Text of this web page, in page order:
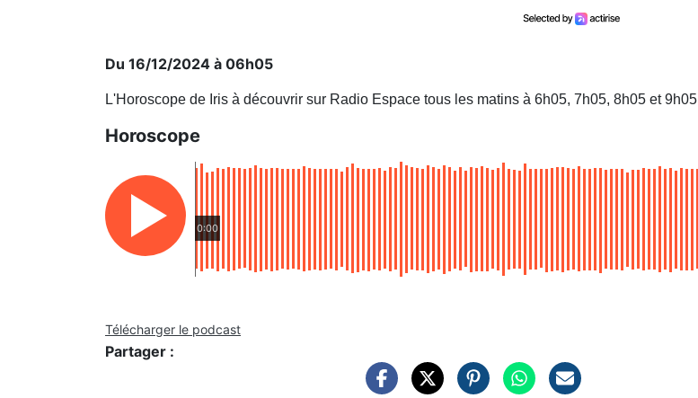
Du 16/12/2024 à 06h05
L'Horoscope de Iris à découvrir sur Radio Espace tous les matins à 6h05, 7h05, 8h05 et 9h05
Horoscope
0:00
Télécharger le podcast
Partager :